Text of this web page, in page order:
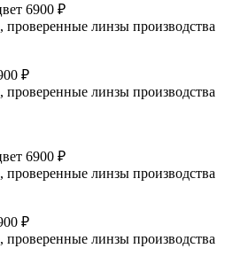
6900 ₽
проверенные линзы производства
₽
проверенные линзы производства
6900 ₽
проверенные линзы производства
₽
проверенные линзы производства